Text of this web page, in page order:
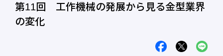
第11回 工作機械の発展から見る金型業界
の変化